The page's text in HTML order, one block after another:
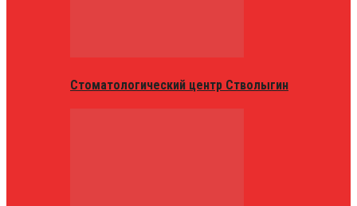
Стоматологический центр Стволыгин